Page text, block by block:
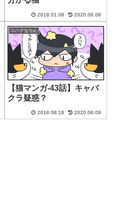
2018.01.08 2020.06.08
コハクちゃん
【猫マンガ-43話】キャバ
クラ疑惑？
2018.08.18 2020.06.09